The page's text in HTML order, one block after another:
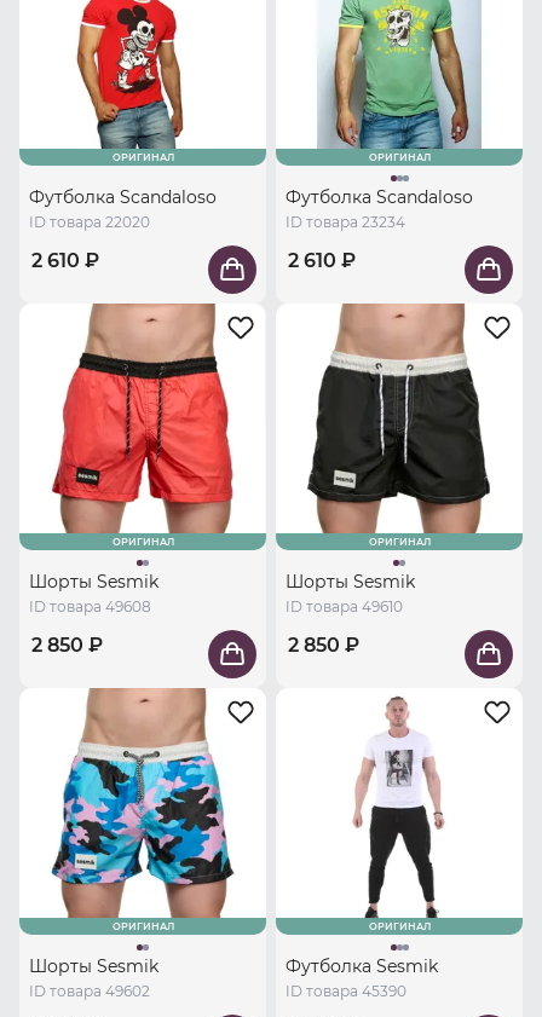
ОРИГИНАЛ
Футболка Scandaloso
ID товара 22020
2 610 ₽
ОРИГИНАЛ
Футболка Scandaloso
ID товара 23234
2 610 ₽
ОРИГИНАЛ
Шорты Sesmik
ID товара 49608
2 850 ₽
ОРИГИНАЛ
Шорты Sesmik
ID товара 49610
2 850 ₽
ОРИГИНАЛ
Шорты Sesmik
ID товара 49602
ОРИГИНАЛ
Футболка Sesmik
ID товара 45390